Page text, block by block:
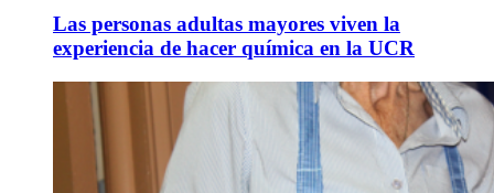
Las personas adultas mayores viven la
experiencia de hacer química en la UCR